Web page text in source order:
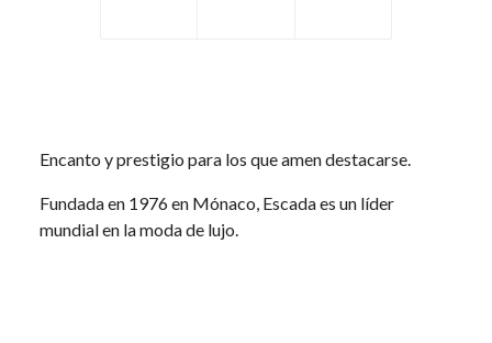
Encanto y prestigio para los que amen destacarse.
Fundada en 1976 en Mónaco, Escada es un líder
mundial en la moda de lujo.